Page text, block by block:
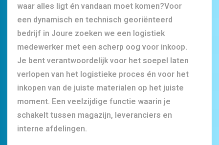
waar alles ligt én vandaan moet komen?Voor
een dynamisch en technisch georiënteerd
bedrijf in Joure zoeken we een logistiek
medewerker met een scherp oog voor inkoop.
Je bent verantwoordelijk voor het soepel laten
verlopen van het logistieke proces én voor het
inkopen van de juiste materialen op het juiste
moment. Een veelzijdige functie waarin je
schakelt tussen magazijn, leveranciers en
interne afdelingen.